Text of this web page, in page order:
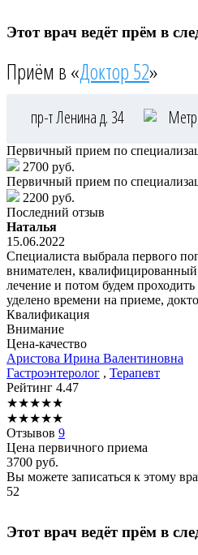
Этот врач ведёт прём в
Приём в «Доктор 52»
пр-т Ленина д. 34
Первичный прием по
2700 руб.
Первичный прием по
2200 руб.
Последний отзыв
Наталья
15.06.2022
Специалиста выбрала первого
внимателен, квалифицированный
лечение и потом будем
уделено времени на приеме,
Квалификация
Внимание
Цена-качество
Аристова Ирина Валентиновна
Гастроэнтеролог , Терапевт
Рейтинг 4.47
★★★★★
★★★★★
Отзывов 9
Цена первичного приема
3700 руб.
Вы можете записаться к этому
52
Этот врач ведёт прём в